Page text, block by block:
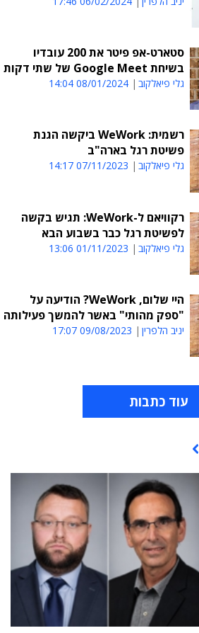
סטארט-אפ פיטר את 200 עובדיו
בשיחת Google Meet של שתי דקות
גלי פיאלקוב 08/01/2024 14:04
רשמית: WeWork ביקשה הגנת
פשיטת רגל בארה"ב
גלי פיאלקוב 07/11/2023 14:17
רקוויאם ל-WeWork: תגיש בקשה
לפשיטת רגל כבר בשבוע הבא
גלי פיאלקוב 01/11/2023 13:06
היי שלום, WeWork? הודיעה על
"ספק מהותי" באשר להמשך פעילותה
יניב הלפרין 09/08/2023 17:07
עוד כתבות